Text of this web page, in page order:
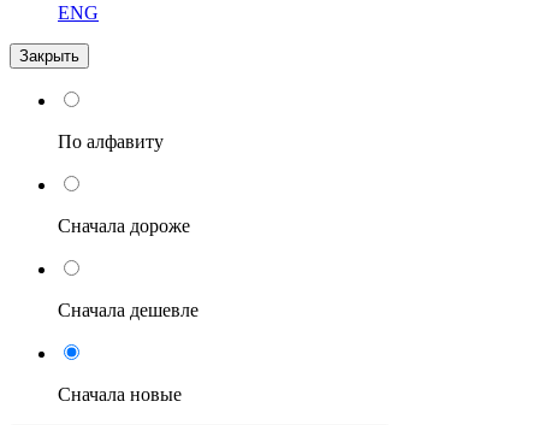
ENG
Закрыть
По алфавиту
Сначала дороже
Сначала дешевле
Сначала новые